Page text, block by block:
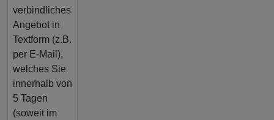
verbindliches
Angebot in
Textform (z.B.
per E-Mail),
welches Sie
innerhalb von
5 Tagen
(soweit im